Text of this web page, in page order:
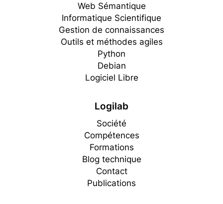
Web Sémantique
Informatique Scientifique
Gestion de connaissances
Outils et méthodes agiles
Python
Debian
Logiciel Libre
Logilab
Société
Compétences
Formations
Blog technique
Contact
Publications